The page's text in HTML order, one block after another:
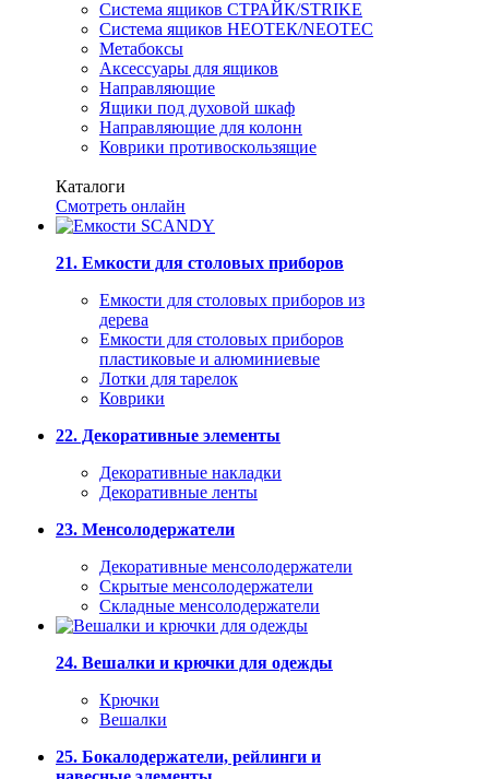
Система ящиков СТРАЙК/STRIKE
Система ящиков НЕОТЕК/NEOTEC
Метабоксы
Аксессуары для ящиков
Направляющие
Ящики под духовой шкаф
Направляющие для колонн
Коврики противоскользящие
Каталоги
Смотреть онлайн
21. Емкости для столовых приборов
Емкости для столовых приборов из
дерева
Емкости для столовых приборов
пластиковые и алюминиевые
Лотки для тарелок
Коврики
22. Декоративные элементы
Декоративные накладки
Декоративные ленты
23. Менсолодержатели
Декоративные менсолодержатели
Скрытые менсолодержатели
Складные менсолодержатели
24. Вешалки и крючки для одежды
Крючки
Вешалки
25. Бокалодержатели, рейлинги и